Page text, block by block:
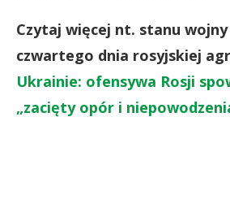
Czytaj więcej nt. stanu
czwartego dnia rosyjskiej
Ukrainie: ofensywa Rosji
„zacięty opór i